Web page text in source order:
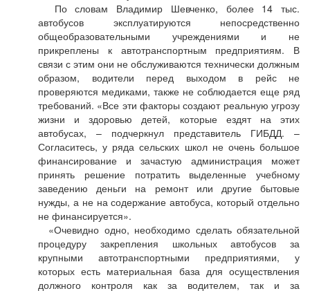
По словам Владимир Шевченко, более 14 тыс.
автобусов эксплуатируются непосредственно
общеобразовательными учреждениями и не
прикреплены к автотранспортным предприятиям. В
связи с этим они не обслуживаются технически должным
образом, водители перед выходом в рейс не
проверяются медиками, также не соблюдается еще ряд
требований. «Все эти факторы создают реальную угрозу
жизни и здоровью детей, которые ездят на этих
автобусах, – подчеркнул представитель ГИБДД. –
Согласитесь, у ряда сельских школ не очень большое
финансирование и зачастую администрация может
принять решение потратить выделенные учебному
заведению деньги на ремонт или другие бытовые
нужды, а не на содержание автобуса, который отдельно
не финансируется».
«Очевидно одно, необходимо сделать обязательной
процедуру закрепления школьных автобусов за
крупными автотранспортными предприятиями, у
которых есть материальная база для осуществления
должного контроля как за водителем, так и за